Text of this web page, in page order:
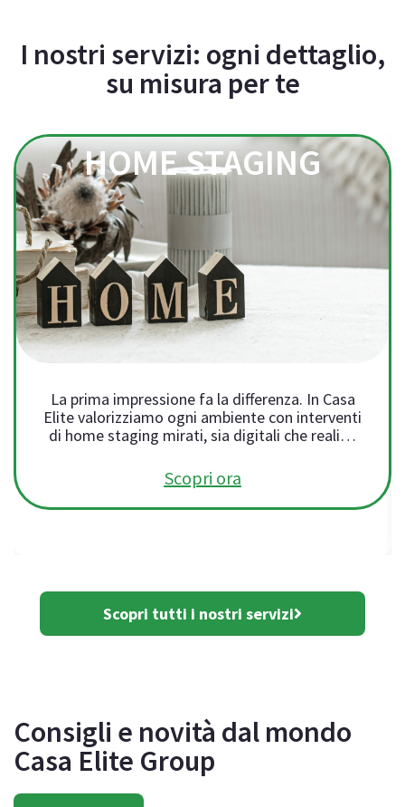
I nostri servizi: ogni dettaglio,
su misura per te
HOME STAGING
La prima impressione fa la differenza. In Casa
Elite valorizziamo ogni ambiente con interventi
di home staging mirati, sia digitali che reali…
Scopri ora
Scopri tutti i nostri servizi
Consigli e novità dal mondo
Casa Elite Group